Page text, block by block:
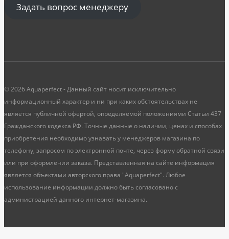
Задать вопрос менеджеру
© 2026 Aquaperfect - Данный сайт носит исключительно
информационный характер и ни при каких обстоятельствах не
является публичной офертой, определяемой положениями Статьи 437
Гражданского кодекса РФ. Точные данные о наличии, ценах и способах
приобретения необходимо узнавать у менеджеров магазина по
телефону, запросом по электронной почте, через форму обратной связи
или при оформлении заказа. Представленная на сайте информация
является объектами авторского права "Aquaperfect". Любое
использование информации должно быть согласовано с
администрацией данного интернет-магазина.